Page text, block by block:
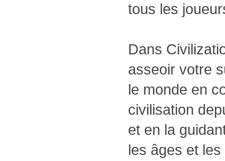
tous les
Dans
asseoir votre
le monde en
civilisation
et en la
les âges et